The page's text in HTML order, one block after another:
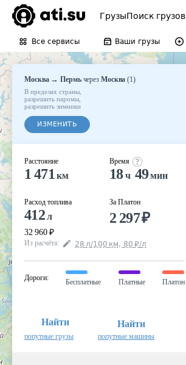
ГрузыПоиск грузов
Все сервисы Ваши грузы
Москва→Пермь через Москва (1)
В пределах страны
разрешить паромы
разрешить зимники
ИЗМЕНИТЬ
Расстояние
1 471 км
Расход топлива
412л
32 960 ₽
Время
18ч 49мин
За Платон
2 297₽
Из расчёта: 28 л/100 км, 80 ₽/л
Дороги:
Бесплатные Платные Платон
Найти
попутные грузы
Найти
попутные машины